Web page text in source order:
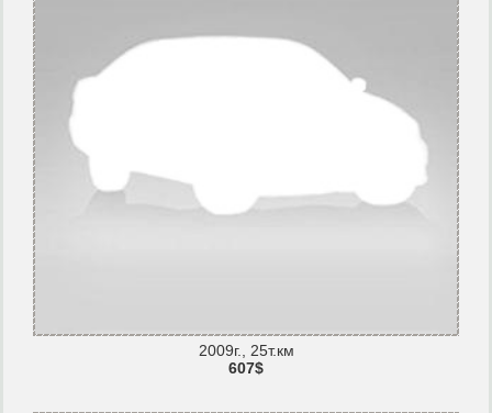
2009г., 25т.км
607$